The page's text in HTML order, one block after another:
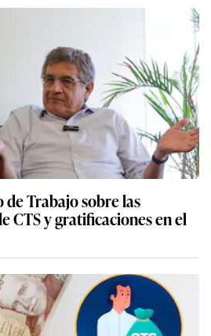
Trabajo sobre las
CTS y gratificaciones en el